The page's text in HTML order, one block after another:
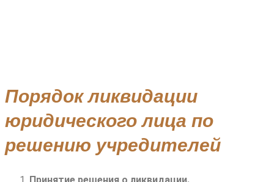
Порядок ликвидации
юридического лица по
решению учредителей